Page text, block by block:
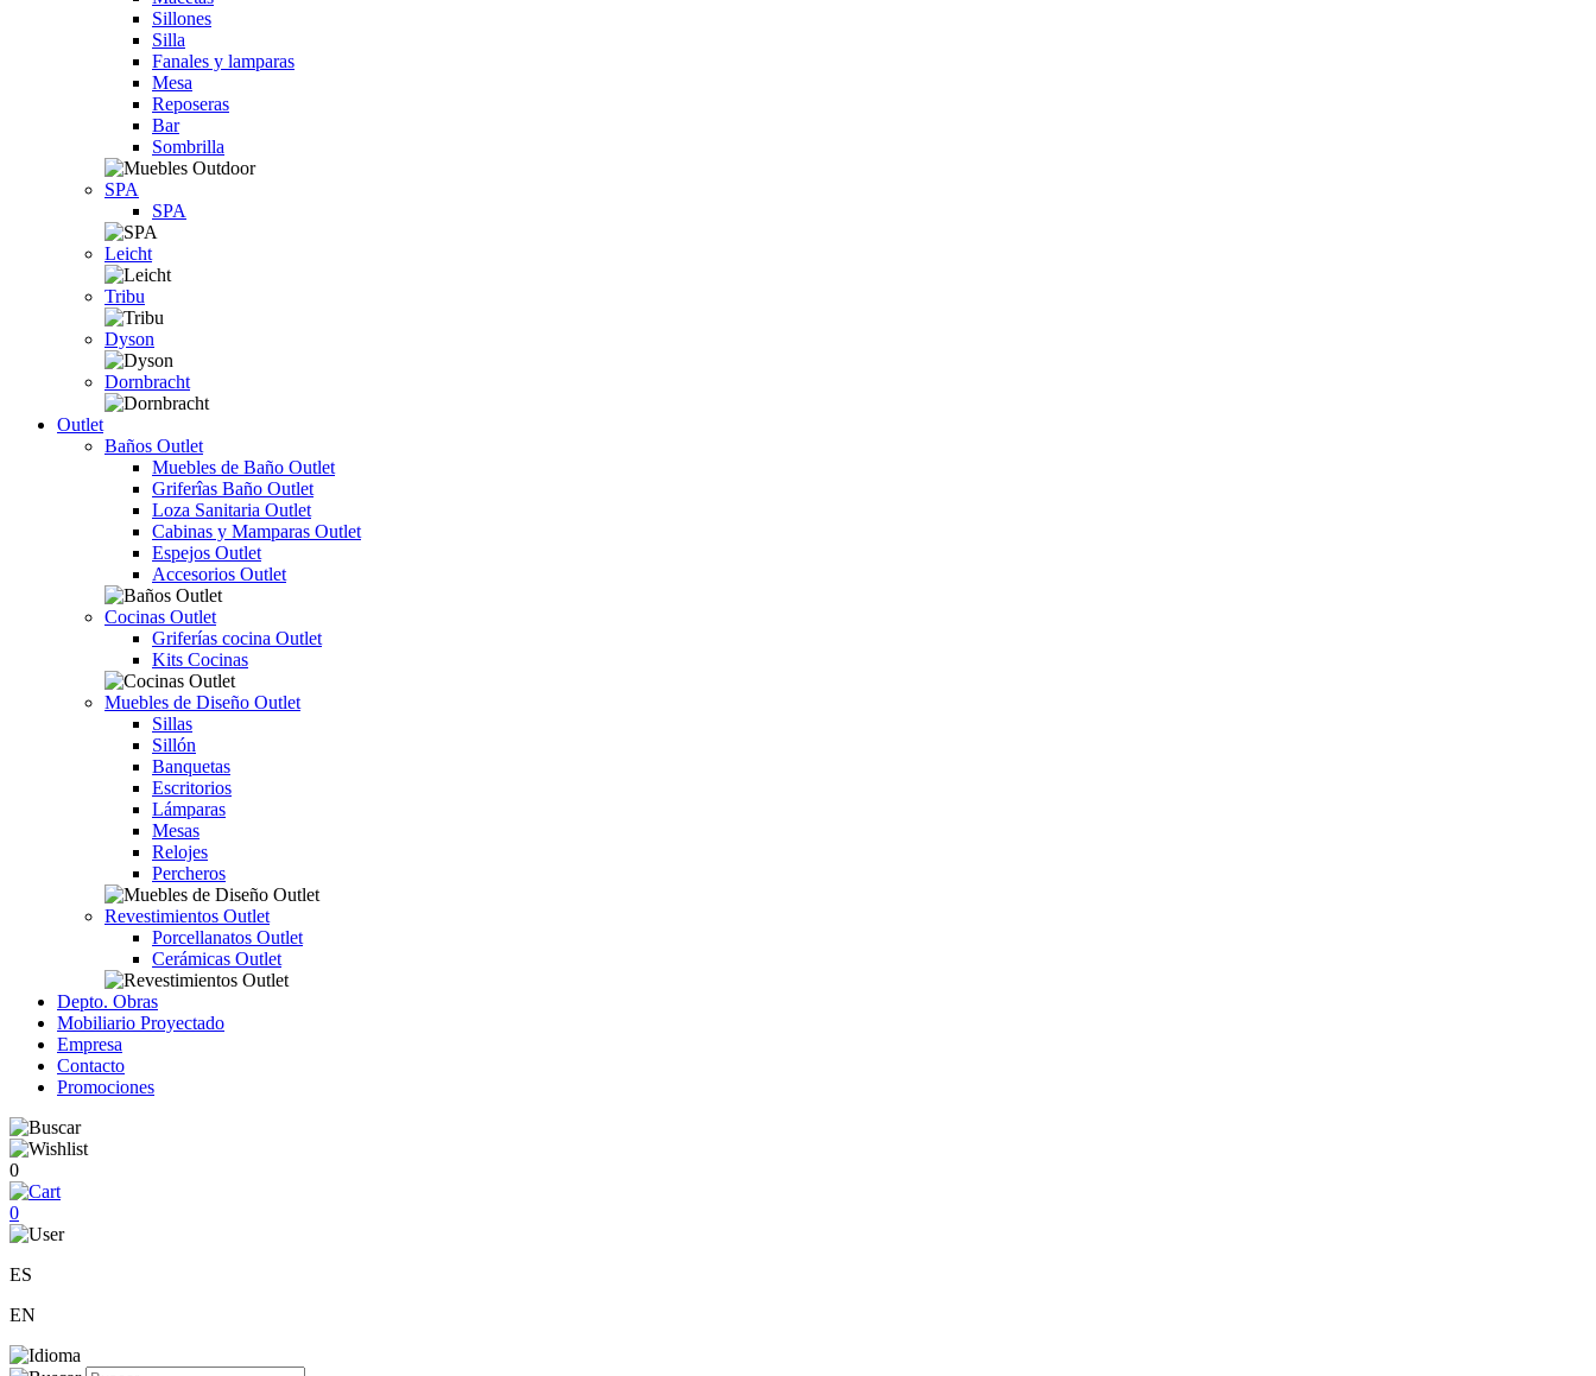
Sillones
Silla
Fanales y lamparas
Mesa
Reposeras
Bar
Sombrilla
SPA
SPA
Leicht
Tribu
Dyson
Dornbracht
Outlet
Baños Outlet
Muebles de Baño Outlet
Griferîas Baño Outlet
Loza Sanitaria Outlet
Cabinas y Mamparas Outlet
Espejos Outlet
Accesorios Outlet
Cocinas Outlet
Griferías cocina Outlet
Kits Cocinas
Muebles de Diseño Outlet
Sillas
Sillón
Banquetas
Escritorios
Lámparas
Mesas
Relojes
Percheros
Revestimientos Outlet
Porcellanatos Outlet
Cerámicas Outlet
Depto. Obras
Mobiliario Proyectado
Empresa
Contacto
Promociones
0
0
ES
EN